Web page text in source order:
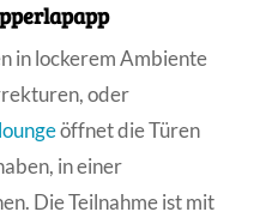
in lockerem Ambiente
oder
öffnet die Türen
in einer
Die Teilnahme ist mit